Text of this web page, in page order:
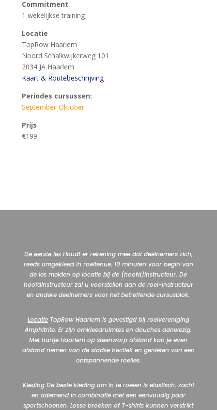
Commitment
1 wekelijkse training
Locatie
TopRow Haarlem
Noord Schalkwijkerweg 101
2034 JA Haarlem
Kaart & Routebeschrijving
Periodes cursussen:
September-Oktober
Prijs
€199,-
De eerste lesHoudt er rekening mee dat deelnemers zich,
reeds omgekleed in roeitenue, 10 minuten voor begin van
de les melden op locatie bij de (hoofd)instructeur. De
hoofdinstructeur zal u voorstellen aan de roei-instructeur
en andere deelnemers voor het betreffende cursusblok.
LocatieTopRow Haarlem is gevestigd bij roeivereniging
Amphitrite. Er zijn omkleedruimtes en douches aanwezig.
Met hartje Haarlem op steenworp afstand kan je even
afstand nemen van de stadse hectiek en genieten van een
ontspannende roeiles.
KledingDe beste kleding om in te roeien is elastisch, zacht
en ademend in combinatie met een eenvoudig paar
sportschoenen. Losse broeken of T-shirts kunnen verstrikt